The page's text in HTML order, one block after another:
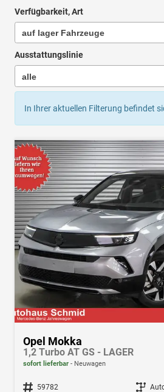
Verfügbarkeit, Art
Ausstattungslinie
In Ihrer aktuellen Filterung befindet
Opel Mokka
1,2 Turbo AT GS - LAGER
sofort lieferbar Neuwagen
Fahrzeugnr. 59782 Getriebe